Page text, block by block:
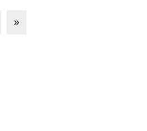
»